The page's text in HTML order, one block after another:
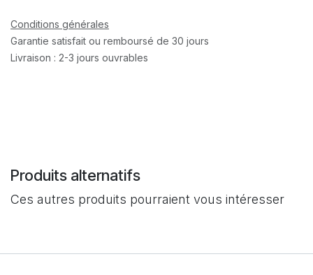
Conditions générales
Garantie satisfait ou remboursé de 30 jours
Livraison : 2-3 jours ouvrables
Produits alternatifs
Ces autres produits pourraient vous intéresser